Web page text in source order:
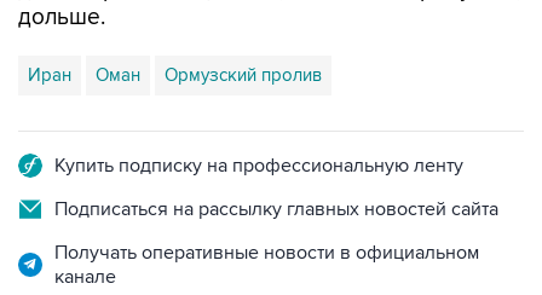
Иран Оман
Подписаться на рассылку главных новостей сайта
Получать оперативные новости в официальном